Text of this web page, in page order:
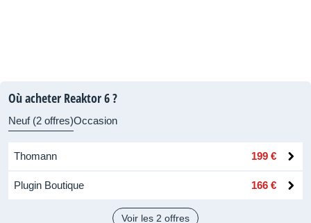
Où acheter Reaktor 6 ?
Neuf (2 offres)Occasion
Thomann 199 €
Plugin Boutique 166 €
Voir les 2 offres